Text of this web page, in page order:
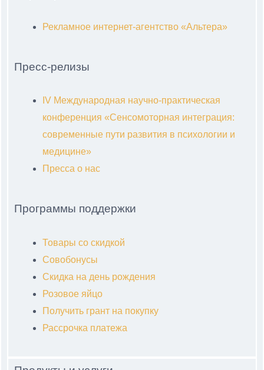
Рекламное интернет-агентство «Альтера»
Пресс-релизы
IV Международная научно-практическая
конференция «Сенсомоторная интеграция:
современные пути развития в психологии и
медицине»
Пресса о нас
Программы поддержки
Товары со скидкой
Совобонусы
Скидка на день рождения
Розовое яйцо
Получить грант на покупку
Рассрочка платежа